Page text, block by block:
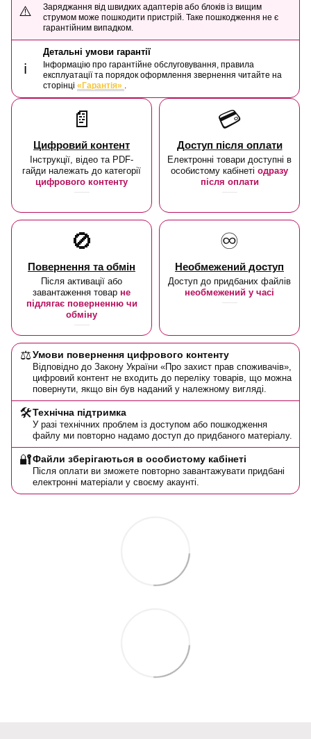
⚠️
Заряджання від швидких адаптерів або блоків із вищим
струмом може пошкодити пристрій. Таке пошкодження не є
гарантійним випадком.
ℹ️
Детальні умови гарантії
Інформацію про гарантійне обслуговування, правила
експлуатації та порядок оформлення звернення читайте на
сторінці «Гарантія» .
📄
Цифровий контент
Інструкції, відео та PDF-
гайди належать до категорії
цифрового контенту
💳
Доступ після оплати
Електронні товари доступні в
особистому кабінеті одразу
після оплати
🚫
Повернення та обмін
Після активації або
завантаження товар не
підлягає поверненню чи
обміну
♾️
Необмежений доступ
Доступ до придбаних файлів
необмежений у часі
⚖️Умови повернення цифрового контенту
Відповідно до Закону України «Про захист прав споживачів»,
цифровий контент не входить до переліку товарів, що можна
повернути, якщо він був наданий у належному вигляді.
🛠️Технічна підтримка
У разі технічних проблем із доступом або пошкодження
файлу ми повторно надамо доступ до придбаного матеріалу.
🔐Файли зберігаються в особистому кабінеті
Після оплати ви зможете повторно завантажувати придбані
електронні матеріали у своєму акаунті.